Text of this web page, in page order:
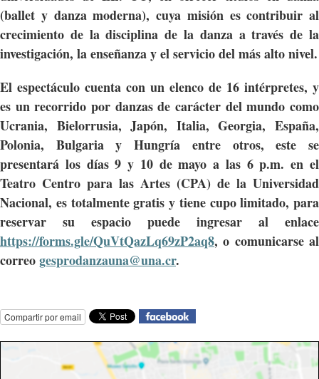
(ballet y danza moderna), cuya misión es contribuir al
crecimiento de la disciplina de la danza a través de la
investigación, la enseñanza y el servicio del más alto nivel.
El espectáculo cuenta con un elenco de 16 intérpretes, y
es un recorrido por danzas de carácter del mundo como
Ucrania, Bielorrusia, Japón, Italia, Georgia, España,
Polonia, Bulgaria y Hungría entre otros, este se
presentará los días9 y 10 demayo a las6 p.m. en el
Teatro Centro para las Artes (CPA) de la Universidad
Nacional, es totalmente gratis y tiene cupo limitado, para
reservar su espacio puede ingresar al enlace
https://forms.gle/QuVtQazLq69zP2aq8, o comunicarse al
correogesprodanzauna@una.cr.
Compartir por email